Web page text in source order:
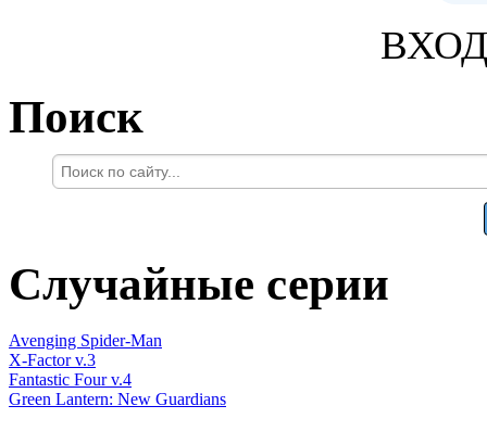
Поиск
Случайные серии
Avenging Spider-Man
X-Factor v.3
Fantastic Four v.4
Green Lantern: New Guardians